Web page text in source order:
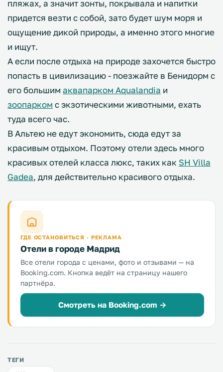
пляжах, а значит зонты, покрывала и напитки
придется везти с собой, зато будет шум моря и
ощущение дикой природы, а именно этого многие
и ищут.
А если после отдыха на природе захочется быстро
попасть в цивилизацию - поезжайте в Бенидорм с
его большим аквапарком Aqualandia и
зоопарком с экзотическими животными, ехать
туда всего час.
В Альтею не едут экономить, сюда едут за
красивым отдыхом. Поэтому отели здесь много
красивых отелей класса люкс, таких как SH Villa
Gadea, для действительно красивого отдыха.
ГДЕ ОСТАНОВИТЬСЯ · РЕКЛАМА
Отели в городе Мадрид
Все отели города с ценами, фото и отзывами — на
Booking.com. Кнопка ведёт на страницу нашего
партнёра.
Смотреть на Booking.com →
ТЕГИ